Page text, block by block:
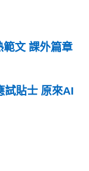
範文 課外篇章
試貼士 原來AI